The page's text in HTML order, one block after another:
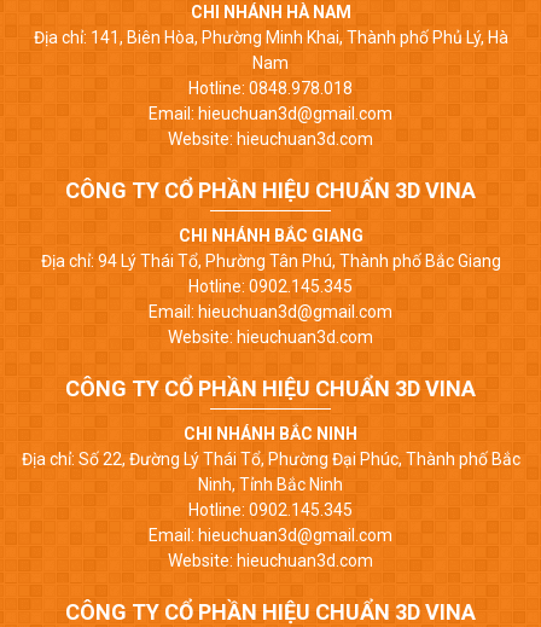
CHI NHÁNH HÀ NAM
Địa chỉ: 141, Biên Hòa, Phường Minh Khai, Thành phố Phủ Lý, Hà
Nam
Hotline: 0848.978.018
Email: hieuchuan3d@gmail.com
Website: hieuchuan3d.com
CÔNG TY CỔ PHẦN HIỆU CHUẨN 3D VINA
CHI NHÁNH BẮC GIANG
Địa chỉ: 94 Lý Thái Tổ, Phường Tân Phú, Thành phố Bắc Giang
Hotline: 0902.145.345
Email: hieuchuan3d@gmail.com
Website: hieuchuan3d.com
CÔNG TY CỔ PHẦN HIỆU CHUẨN 3D VINA
CHI NHÁNH BẮC NINH
Địa chỉ: Số 22, Đường Lý Thái Tổ, Phường Đại Phúc, Thành phố Bắc
Ninh, Tỉnh Bắc Ninh
Hotline: 0902.145.345
Email: hieuchuan3d@gmail.com
Website: hieuchuan3d.com
CÔNG TY CỔ PHẦN HIỆU CHUẨN 3D VINA